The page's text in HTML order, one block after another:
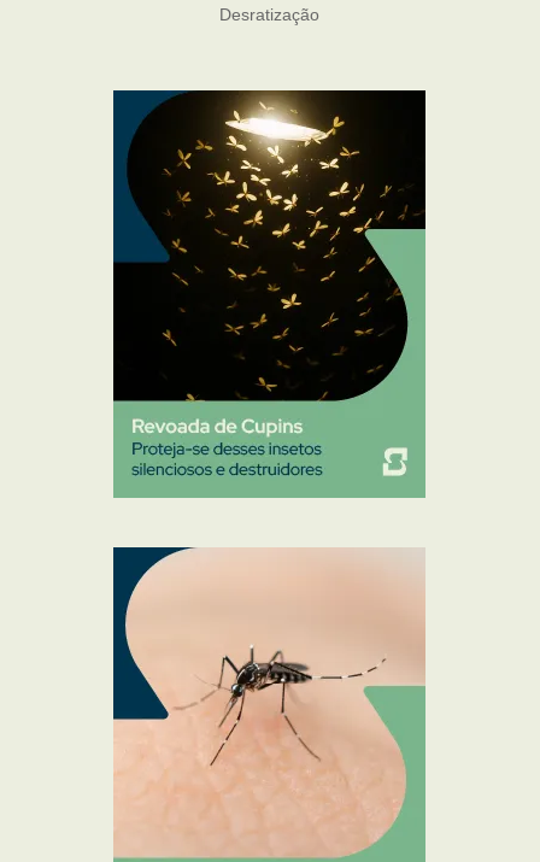
Desratização
Mosquito Mist
Mosquitos
Percevejo de Cama
Pulgas e Carrapatos
Ratos
Sanitização
Traças